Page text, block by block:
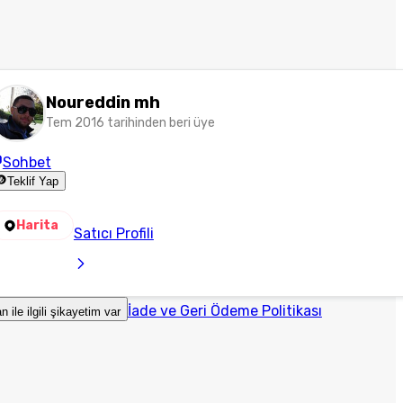
Noureddin mh
Tem 2016 tarihinden beri üye
Sohbet
Teklif Yap
Harita Satıcı Profili
ile ilgili şikayetim var İade ve Geri Ödeme Politikası